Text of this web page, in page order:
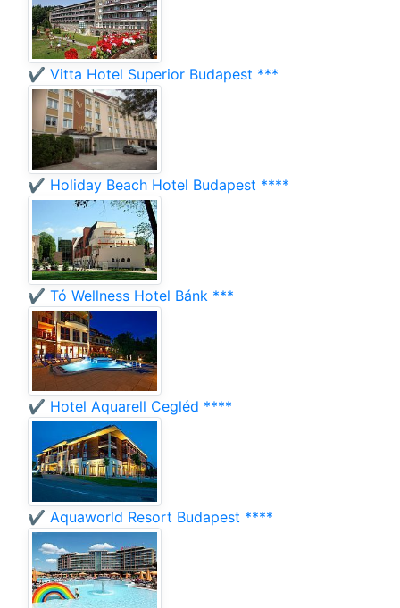
✔️ Vitta Hotel Superior Budapest ***
✔️ Holiday Beach Hotel Budapest ****
✔️ Tó Wellness Hotel Bánk ***
✔️ Hotel Aquarell Cegléd ****
✔️ Aquaworld Resort Budapest ****